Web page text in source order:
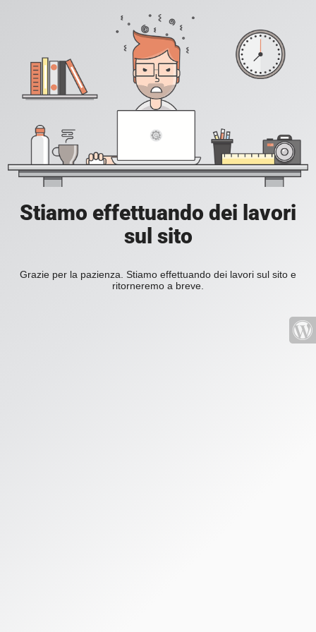
Stiamo effettuando dei lavori
sul sito
Grazie per la pazienza. Stiamo effettuando dei lavori sul sito e
ritorneremo a breve.